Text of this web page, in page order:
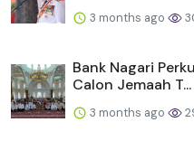
3 months ago
Bank Nagari
Calon Jemaah T...
3 months ago